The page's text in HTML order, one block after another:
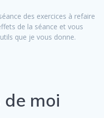
des exercices à refaire
de la séance et vous
que je vous donne.
moi